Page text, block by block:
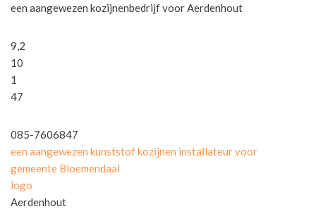
een aangewezen kozijnenbedrijf voor Aerdenhout
9,2
10
1
47
085-7606847
een aangewezen kunststof kozijnen installateur voor
gemeente Bloemendaal
logo
Aerdenhout